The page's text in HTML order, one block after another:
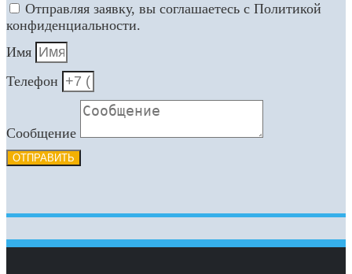
Отправляя заявку, вы соглашаетесь с Политикой
конфиденциальности.
Имя
Телефон
Сообщение
ОТПРАВИТЬ